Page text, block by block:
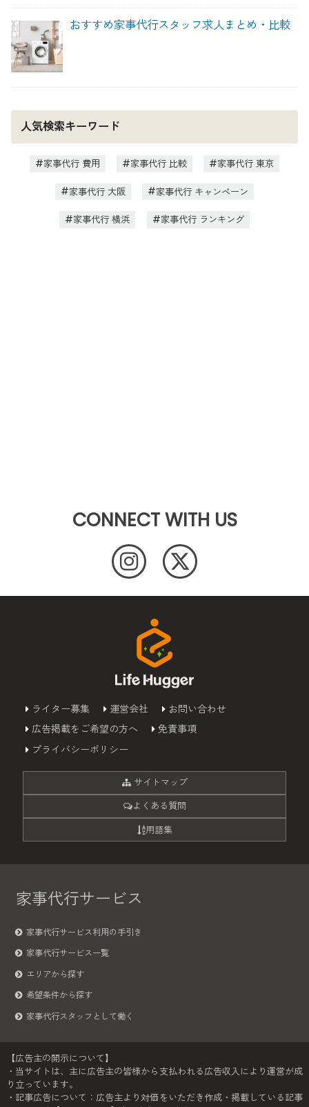
おすすめ家事代行スタッフ求人まとめ・比較
人気検索キーワード
家事代行 費用 家事代行 比較 家事代行 東京
家事代行 大阪 家事代行 キャンペーン
家事代行 横浜 家事代行 ランキング
CONNECT WITH US
ライター募集 運営会社
お問い合わせ
広告掲載をご希望の方へ
免責事項
プライバシーポリシー
サイトマップ
よくある質問
用語集
家事代行サービス
家事代行サービス利用の手引き
家事代行サービス一覧
エリアから探す
希望条件から探す
家事代行スタッフとして働く
【広告主の開示について】
・当サイトは、主に広告主の皆様から支払われる広告収入により運営が成
り立っています。
・記事広告について：広告主より対価をいただき作成・掲載している記事